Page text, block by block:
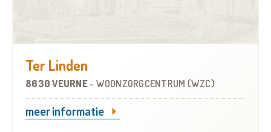
Ter Linden
8630 VEURNE - WOONZORGCENTRUM (WZC)
meer informatie